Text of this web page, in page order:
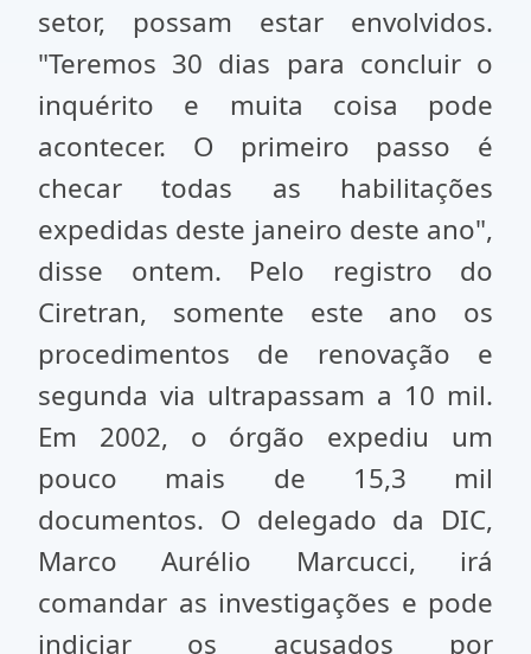
setor, possam estar envolvidos.
"Teremos 30 dias para concluir o
inquérito e muita coisa pode
acontecer. O primeiro passo é
checar todas as habilitações
expedidas deste janeiro deste ano",
disse ontem. Pelo registro do
Ciretran, somente este ano os
procedimentos de renovação e
segunda via ultrapassam a 10 mil.
Em 2002, o órgão expediu um
pouco mais de 15,3 mil
documentos. O delegado da DIC,
Marco Aurélio Marcucci, irá
comandar as investigações e pode
indiciar os acusados por